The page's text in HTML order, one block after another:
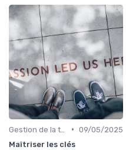
• 09/05/2025
Maîtriser les clés